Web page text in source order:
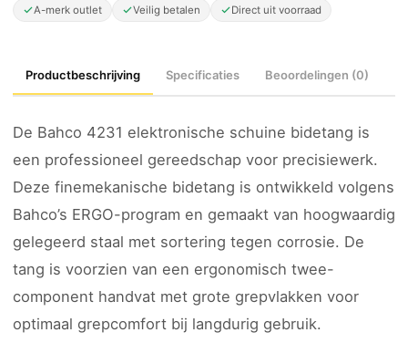
A-merk outlet Veilig betalen Direct uit voorraad
Productbeschrijving Specificaties Beoordelingen (0)
De Bahco 4231 elektronische schuine bidetang is
een professioneel gereedschap voor precisiewerk.
Deze finemekanische bidetang is ontwikkeld volgens
Bahco’s ERGO-program en gemaakt van hoogwaardig
gelegeerd staal met sortering tegen corrosie. De
tang is voorzien van een ergonomisch twee-
component handvat met grote grepvlakken voor
optimaal grepcomfort bij langdurig gebruik.